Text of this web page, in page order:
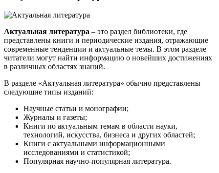
Актуальная литература – это раздел библиотеки, где
представлены книги и периодические издания, отражающие
современные тенденции и актуальные темы. В этом разделе
читатели могут найти информацию о новейших достижениях
в различных областях знаний.
В разделе «Актуальная литература» обычно представлены
следующие типы изданий:
Научные статьи и монографии;
Журналы и газеты;
Книги по актуальным темам в области науки,
технологий, искусства, бизнеса и других областей;
Книги с актуальными информационными
исследованиями и статистикой;
Популярная научно-популярная литература.